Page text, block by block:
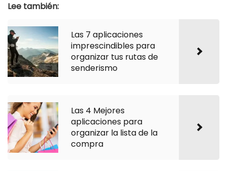
Lee también:
Las 7 aplicaciones
imprescindibles para
organizar tus rutas de
senderismo
Las 4 Mejores
aplicaciones para
organizar la lista de la
compra